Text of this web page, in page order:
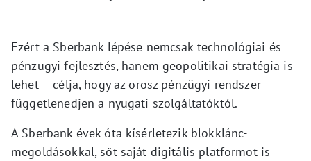
Ezért a Sberbank lépése nemcsak technológiai és
pénzügyi fejlesztés, hanem geopolitikai stratégia is
lehet – célja, hogy az orosz pénzügyi rendszer
függetlenedjen a nyugati szolgáltatóktól.
A Sberbank évek óta kísérletezik blokklánc-
megoldásokkal, sőt saját digitális platformot is